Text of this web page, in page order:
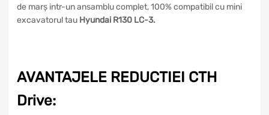
de marș intr-un ansamblu complet, 100% compatibil cu mini
excavatorul tau Hyundai R130 LC-3.
AVANTAJELE REDUCTIEI CTH
Drive: